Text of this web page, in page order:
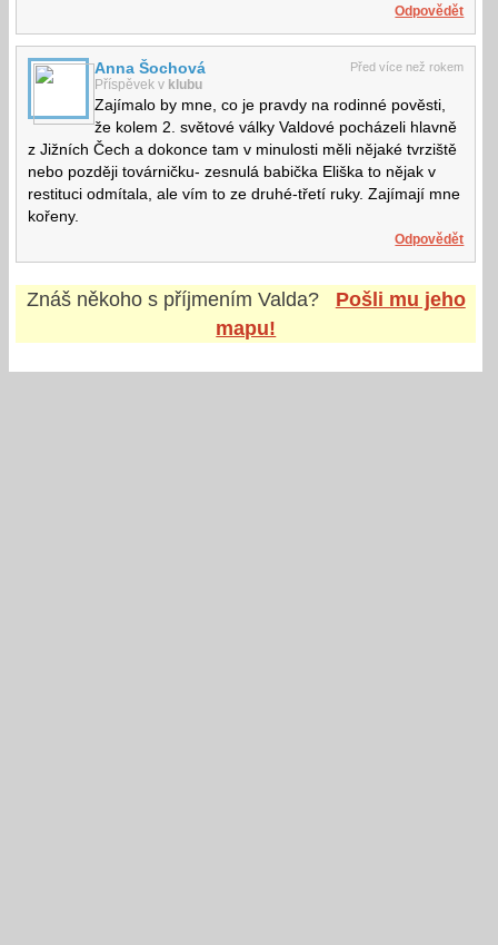
Odpovědět
Před více než rokem
Anna Šochová
Příspěvek v klubu
Zajímalo by mne, co je pravdy na rodinné pověsti,
že kolem 2. světové války Valdové pocházeli hlavně
z Jižních Čech a dokonce tam v minulosti měli nějaké tvrziště
nebo později továrničku- zesnulá babička Eliška to nějak v
restituci odmítala, ale vím to ze druhé-třetí ruky. Zajímají mne
kořeny.
Odpovědět
Znáš někoho s příjmením Valda?
Pošli mu jeho
mapu!